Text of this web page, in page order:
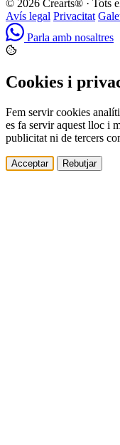
© 2026 Crearts® · Tots
Avís legal Privacitat
Parla amb nosaltres
Cookies i
Fem servir cookies
es fa servir aquest lloc i
publicitat ni de tercers
Acceptar Rebutjar